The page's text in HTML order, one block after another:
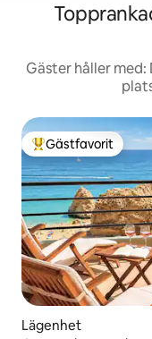
Gäster håller
Populär gästfavorit
Gästfavorit
Lägenhet